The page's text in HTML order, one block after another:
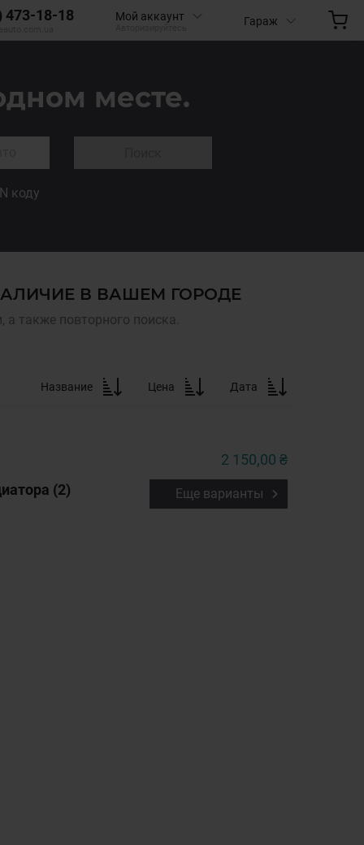
473-18-18 Мой аккаунт Гараж
месте.
коду
В ВАШЕМ ГОРОДЕ
также повторного поиска.
Название Цена Дата
(2)
2 150,00 ₴
Еще варианты